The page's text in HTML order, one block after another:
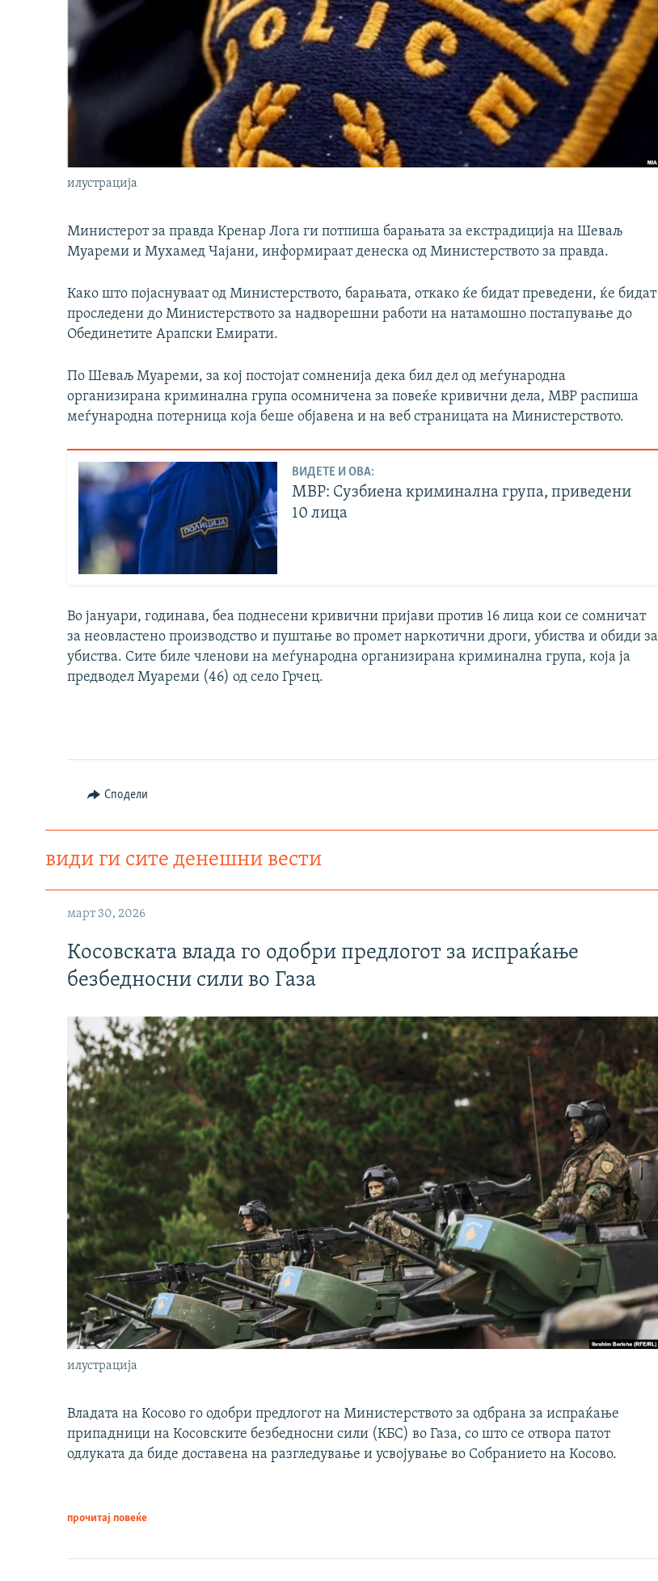
илустрација
Министерот за правда Кренар Лога ги потпиша барањата за екстрадиција на Шеваљ
Муареми и Мухамед Чајани, информираат денеска од Министерството за правда.
Како што појаснуваат од Министерството, барањата, откако ќе бидат преведени, ќе бидат
проследени до Министерството за надворешни работи на натамошно постапување до
Обединетите Арапски Емирати.
По Шеваљ Муареми, за кој постојат сомненија дека бил дел од меѓународна
организирана криминална група осомничена за повеќе кривични дела, МВР распиша
меѓународна потерница која беше објавена и на веб страницата на Министерството.
ВИДЕТЕ И ОВА:
МВР: Сузбиена криминална група, приведени
10 лица
Во јануари, годинава, беа поднесени кривични пријави против 16 лица кои се сомничат
за неовластено производство и пуштање во промет наркотични дроги, убиства и обиди за
убиства. Сите биле членови на меѓународна организирана криминална група, која ја
предводел Муареми (46) од село Грчец.
Сподели
види ги сите денешни вести
март 30, 2026
Косовската влада го одобри предлогот за испраќање
безбедносни сили во Газа
илустрација
Владата на Косово го одобри предлогот на Министерството за одбрана за испраќање
припадници на Косовските безбедносни сили (КБС) во Газа, со што се отвора патот
одлуката да биде доставена на разгледување и усвојување во Собранието на Косово.
прочитај повеќе